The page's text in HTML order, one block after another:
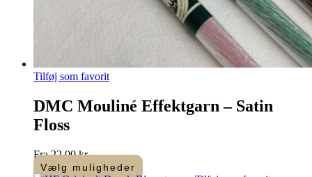
Tilføj som favorit
DMC Mouliné Effektgarn – Satin
Floss
Fra22,00kr.
Vælg muligheder